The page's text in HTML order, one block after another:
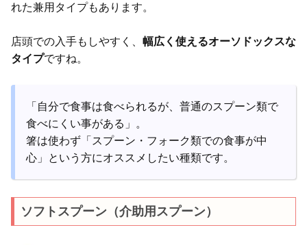
れた兼用タイプもあります。
店頭での入手もしやすく、 幅広く使えるオーソドックスな
タイプですね。
「自分で食事は食べられるが、普通のスプーン類で
食べにくい事がある」。
箸は使わず「スプーン・フォーク類での食事が中
心」という方にオススメしたい種類です。
ソフトスプーン（介助用スプーン）